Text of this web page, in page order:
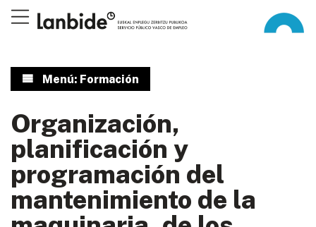
Menú: Formación
Organización,
planificación y
programación del
mantenimiento de la